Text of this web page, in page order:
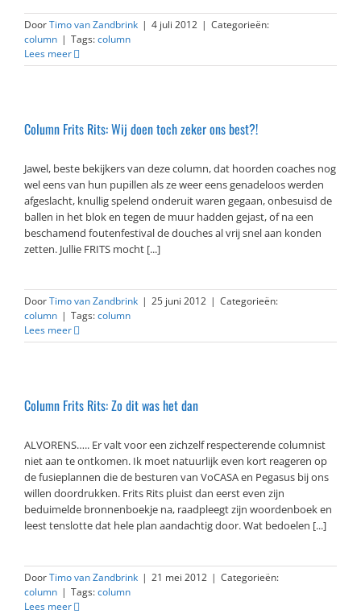
DoorTimo van Zandbrink | 4 juli 2012 | Categorieën:
column | Tags:column
Lees meer
Column Frits Rits: Wij doen toch zeker ons best?!
Jawel, beste bekijkers van deze column, dat hoorden coaches nog
wel eens van hun pupillen als ze weer eens genadeloos werden
afgeslacht, knullig spelend onderuit waren gegaan, onbesuisd de
ballen in het blok en tegen de muur hadden gejast, of na een
beschamend foutenfestival de douches al vrij snel aan konden
zetten. Jullie FRITS mocht [...]
DoorTimo van Zandbrink | 25 juni 2012 | Categorieën:
column | Tags:column
Lees meer
Column Frits Rits: Zo dit was het dan
ALVORENS….. Er valt voor een zichzelf respecterende columnist
niet aan te ontkomen. Ik moet natuurlijk even kort reageren op
de fusieplannen die de besturen van VoCASA en Pegasus bij ons
willen doordrukken. Frits Rits pluist dan eerst even zijn
beduimelde bronnenboekje na, raadpleegt zijn woordenboek en
leest tenslotte dat hele plan aandachtig door. Wat bedoelen [...]
DoorTimo van Zandbrink | 21 mei 2012 | Categorieën:
column | Tags:column
Lees meer